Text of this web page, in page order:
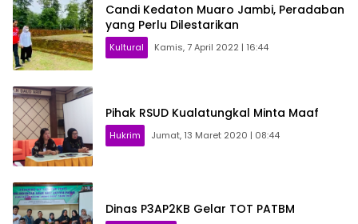
Candi Kedaton Muaro Jambi, Peradaban
yang Perlu Dilestarikan
Kultural Kamis, 7 April 2022 | 16:44
Pihak RSUD Kualatungkal Minta Maaf
Hukrim Jumat, 13 Maret 2020 | 08:44
Dinas P3AP2KB Gelar TOT PATBM